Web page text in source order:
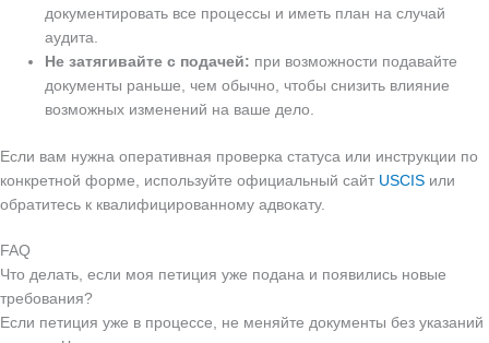
документировать все процессы и иметь план на случай
аудита.
Не затягивайте с подачей: при возможности подавайте
документы раньше, чем обычно, чтобы снизить влияние
возможных изменений на ваше дело.
Если вам нужна оперативная проверка статуса или инструкции по
конкретной форме, используйте официальный сайт USCIS или
обратитесь к квалифицированному адвокату.
FAQ
Что делать, если моя петиция уже подана и появились новые
требования?
Если петиция уже в процессе, не меняйте документы без указаний